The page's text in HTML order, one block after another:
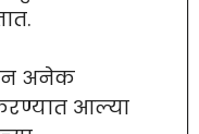
अनेक
आल्या